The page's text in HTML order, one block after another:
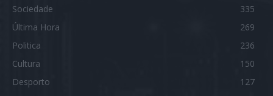
Sociedade
335
Última Hora
269
Politica
236
Cultura
150
Desporto
127